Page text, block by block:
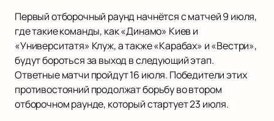
Первый отборочный раунд начнётся с матчей 9 июля,
где такие команды, как «Динамо» Киев и
«Университатя» Клуж, а также «Карабах» и «Вестри»,
будут бороться за выход в следующий этап.
Ответные матчи пройдут 16 июля. Победители этих
противостояний продолжат борьбу во втором
отборочном раунде, который стартует 23 июля.